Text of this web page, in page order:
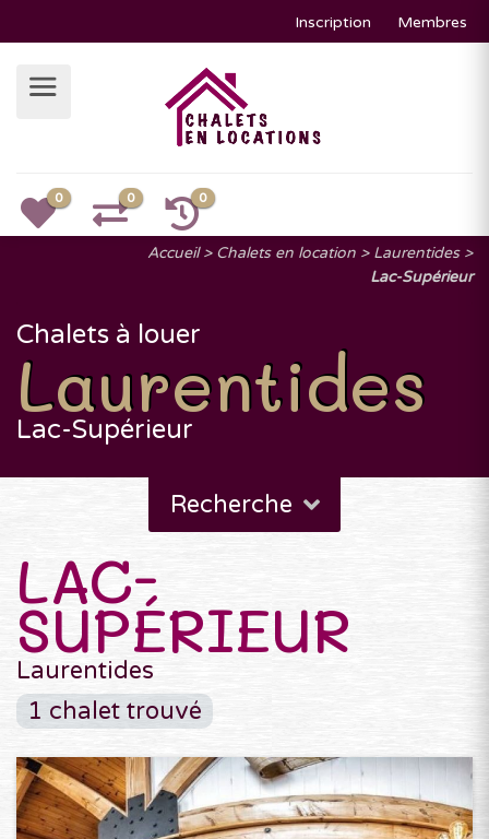
Inscription Membres
0 0 0
Accueil Chalets en location
Laurentides
Lac-Supérieur
Chalets à louer
Laurentides
Lac-Supérieur
Recherche
LAC-
SUPÉRIEUR
Laurentides
1 chalet trouvé